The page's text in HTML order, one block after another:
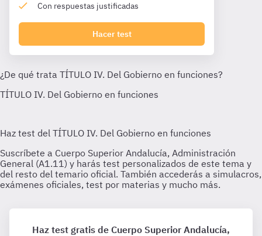
Con respuestas justificadas
Hacer test
Haz test gratis de Cuerpo Superior Andalucía,